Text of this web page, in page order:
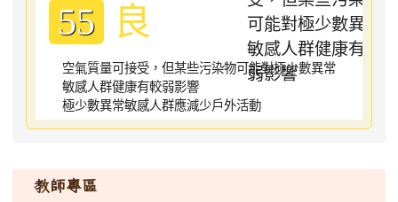
55 良
空氣質量可接受，但某些污染物可能對極少數異常
敏感人群健康有較弱影響
極少數異常敏感人群應減少戶外活動
教師專區